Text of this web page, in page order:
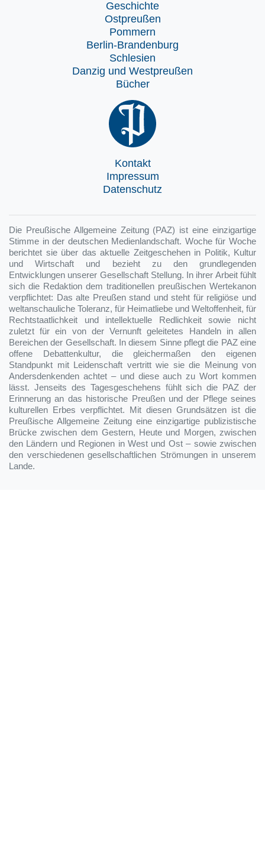
Geschichte
Ostpreußen
Pommern
Berlin-Brandenburg
Schlesien
Danzig und Westpreußen
Bücher
Kontakt
Impressum
Datenschutz
Die Preußische Allgemeine Zeitung (PAZ) ist eine einzigartige
Stimme in der deutschen Medienlandschaft. Woche für Woche
berichtet sie über das aktuelle Zeitgeschehen in Politik, Kultur
und Wirtschaft und bezieht zu den grundlegenden
Entwicklungen unserer Gesellschaft Stellung. In ihrer Arbeit fühlt
sich die Redaktion dem traditionellen preußischen Wertekanon
verpflichtet: Das alte Preußen stand und steht für religiöse und
weltanschauliche Toleranz, für Heimatliebe und Weltoffenheit, für
Rechtstaatlichkeit und intellektuelle Redlichkeit sowie nicht
zuletzt für ein von der Vernunft geleitetes Handeln in allen
Bereichen der Gesellschaft. In diesem Sinne pflegt die PAZ eine
offene Debattenkultur, die gleichermaßen den eigenen
Standpunkt mit Leidenschaft vertritt wie sie die Meinung von
Andersdenkenden achtet – und diese auch zu Wort kommen
lässt. Jenseits des Tagesgeschehens fühlt sich die PAZ der
Erinnerung an das historische Preußen und der Pflege seines
kulturellen Erbes verpflichtet. Mit diesen Grundsätzen ist die
Preußische Allgemeine Zeitung eine einzigartige publizistische
Brücke zwischen dem Gestern, Heute und Morgen, zwischen
den Ländern und Regionen in West und Ost – sowie zwischen
den verschiedenen gesellschaftlichen Strömungen in unserem
Lande.